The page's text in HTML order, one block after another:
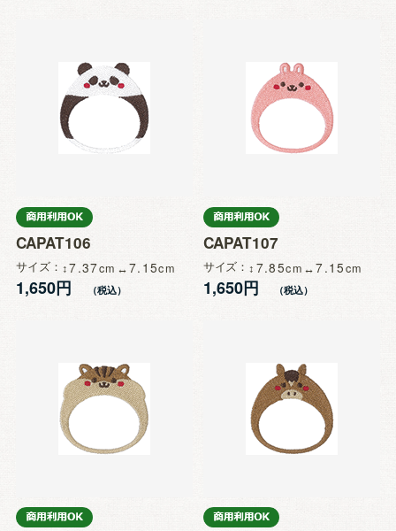
CAPAT106
サイズ 7.37 7.15
1,650円
CAPAT107
サイズ 7.85 7.15
1,650円